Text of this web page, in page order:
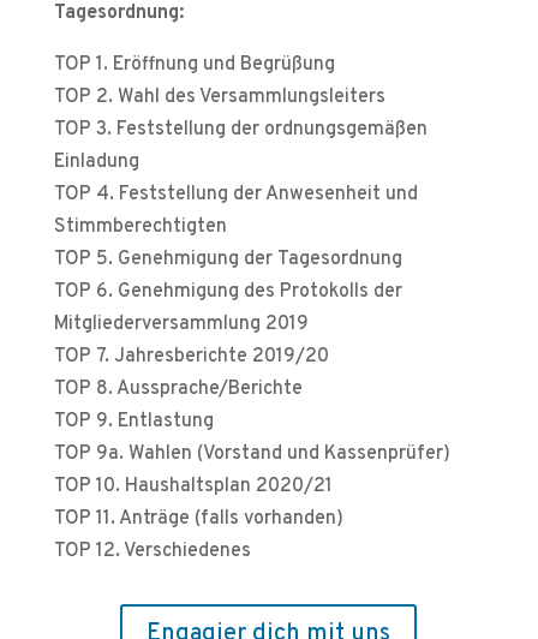
Tagesordnung:
TOP 1. Eröffnung und Begrüßung
TOP 2. Wahl des Versammlungsleiters
TOP 3. Feststellung der ordnungsgemäßen
Einladung
TOP 4. Feststellung der Anwesenheit und
Stimmberechtigten
TOP 5. Genehmigung der Tagesordnung
TOP 6. Genehmigung des Protokolls der
Mitgliederversammlung 2019
TOP 7. Jahresberichte 2019/20
TOP 8. Aussprache/Berichte
TOP 9. Entlastung
TOP 9a. Wahlen (Vorstand und Kassenprüfer)
TOP 10. Haushaltsplan 2020/21
TOP 11. Anträge (falls vorhanden)
TOP 12. Verschiedenes